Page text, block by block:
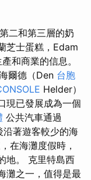
二和第三層的奶
芝士蛋糕，Edam
和商業的信息。
爾德（Den 台胞
Helder）
現已發展成為一個
公共汽車通過
著遊客較少的海
在海灘度假時，
地。 克里特島西
灘之一，值得是最